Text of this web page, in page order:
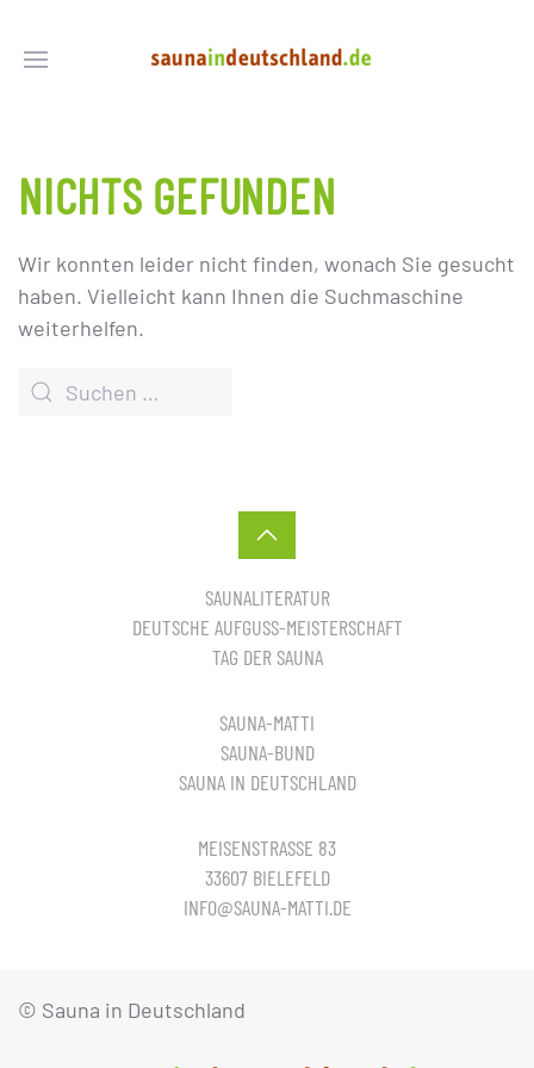
NICHTS GEFUNDEN
Wir konnten leider nicht finden, wonach Sie gesucht
haben. Vielleicht kann Ihnen die Suchmaschine
weiterhelfen.
SAUNALITERATUR
DEUTSCHE AUFGUSS-MEISTERSCHAFT
TAG DER SAUNA
SAUNA-MATTI
SAUNA-BUND
SAUNA IN DEUTSCHLAND
MEISENSTRASSE 83
33607 BIELEFELD
INFO@SAUNA-MATTI.DE
© Sauna in Deutschland